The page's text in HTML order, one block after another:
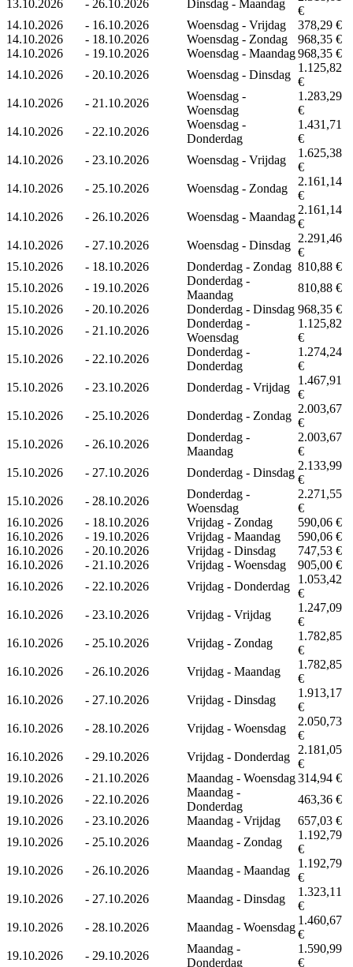
13.10.2026 - 26.10.2026 Dinsdag - Maandag
€
14.10.2026
- 16.10.2026 Woensdag - Vrijdag
378,29 €
14.10.2026
- 18.10.2026 Woensdag - Zondag
968,35 €
14.10.2026
- 19.10.2026 Woensdag - Maandag968,35 €
14.10.2026
- 20.10.2026 Woensdag - Dinsdag
1.125,82
€
14.10.2026
- 21.10.2026
Woensdag -
Woensdag
1.283,29
€
14.10.2026
- 22.10.2026
Woensdag -
Donderdag
1.431,71
€
14.10.2026
- 23.10.2026 Woensdag - Vrijdag
1.625,38
€
14.10.2026
- 25.10.2026 Woensdag - Zondag
2.161,14
€
14.10.2026
- 26.10.2026 Woensdag - Maandag
2.161,14
€
14.10.2026
- 27.10.2026 Woensdag - Dinsdag
2.291,46
€
15.10.2026
- 18.10.2026 Donderdag - Zondag 810,88 €
15.10.2026
- 19.10.2026
Donderdag -
Maandag
810,88 €
15.10.2026
- 20.10.2026 Donderdag - Dinsdag 968,35 €
15.10.2026
- 21.10.2026
Donderdag -
Woensdag
1.125,82
€
15.10.2026
- 22.10.2026
Donderdag -
Donderdag
1.274,24
€
15.10.2026
- 23.10.2026 Donderdag - Vrijdag
1.467,91
€
15.10.2026
- 25.10.2026 Donderdag - Zondag
2.003,67
€
15.10.2026
- 26.10.2026
Donderdag -
Maandag
2.003,67
€
15.10.2026
- 27.10.2026 Donderdag - Dinsdag
2.133,99
€
15.10.2026
- 28.10.2026
Donderdag -
Woensdag
2.271,55
€
16.10.2026
- 18.10.2026 Vrijdag - Zondag
590,06 €
16.10.2026
- 19.10.2026 Vrijdag - Maandag
590,06 €
16.10.2026
- 20.10.2026 Vrijdag - Dinsdag
747,53 €
16.10.2026
- 21.10.2026 Vrijdag - Woensdag
905,00 €
16.10.2026
- 22.10.2026 Vrijdag - Donderdag
1.053,42
€
16.10.2026
- 23.10.2026 Vrijdag - Vrijdag
1.247,09
€
16.10.2026
- 25.10.2026 Vrijdag - Zondag
1.782,85
€
16.10.2026
- 26.10.2026 Vrijdag - Maandag
1.782,85
€
16.10.2026
- 27.10.2026 Vrijdag - Dinsdag
1.913,17
€
16.10.2026
- 28.10.2026 Vrijdag - Woensdag
2.050,73
€
16.10.2026
- 29.10.2026 Vrijdag - Donderdag
2.181,05
€
19.10.2026
- 21.10.2026 Maandag - Woensdag314,94 €
19.10.2026
- 22.10.2026
Maandag -
Donderdag
463,36 €
19.10.2026
- 23.10.2026 Maandag - Vrijdag
657,03 €
19.10.2026
- 25.10.2026 Maandag - Zondag
1.192,79
€
19.10.2026
- 26.10.2026 Maandag - Maandag
1.192,79
€
19.10.2026
- 27.10.2026 Maandag - Dinsdag
1.323,11
€
19.10.2026
- 28.10.2026 Maandag - Woensdag
1.460,67
€
19.10.2026
- 29.10.2026
Maandag -
Donderdag
1.590,99
€